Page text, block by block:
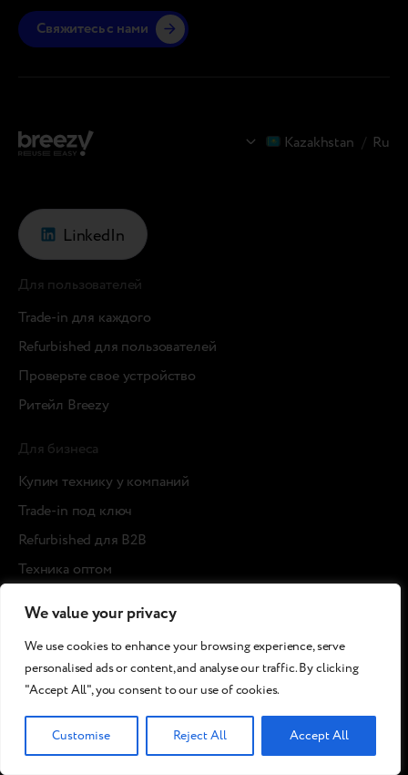
We value your privacy
We use cookies to enhance your browsing experience, serve
personalised ads or content, and analyse our traffic. By clicking
"Accept All", you consent to our use of cookies.
Customise Reject All Accept All
Kazakhstan / Ru
Свяжитесь с нами
LinkedIn
Для пользователей
Trade-in для каждого
Refurbished для пользователей
Проверьте свое устройство
Ритейл Breezy
Для бизнеса
Купим технику у компаний
Trade-in под ключ
Refurbished для B2B
Техника оптом
Breezy
О нас
Производство
Экологичность